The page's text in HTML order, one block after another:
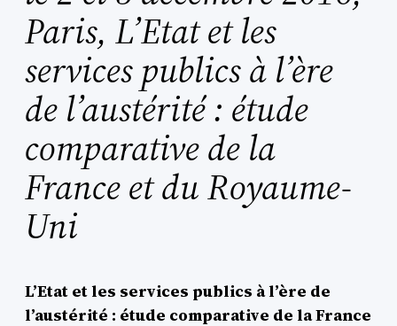
Paris, L’Etat et les
services publics à l’ère
de l’austérité : étude
comparative de la
France et du Royaume-
Uni
L’Etat et les services publics à l’ère de
l’austérité : étude comparative de la France